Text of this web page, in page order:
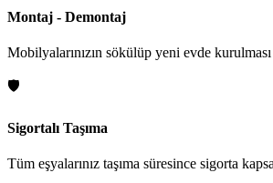
Montaj - Demontaj
Mobilyalarınızın sökülüp yeni evde
🛡️
Sigortalı Taşıma
Tüm eşyalarınız taşıma süresince sigorta